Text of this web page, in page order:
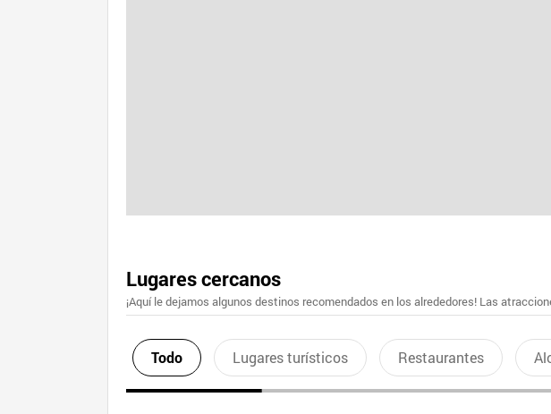
Lugares cercanos
¡Aquí le dejamos algunos destinos recomendados en los alrededores! Las
Todo Lugares turísticos Restaurantes